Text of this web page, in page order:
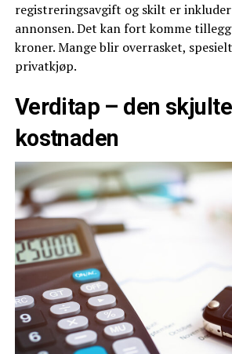
registreringsavgift og skilt er
annonsen. Det kan fort komme
kroner. Mange blir overrasket,
privatkjøp.
Verditap – den skjulte
kostnaden